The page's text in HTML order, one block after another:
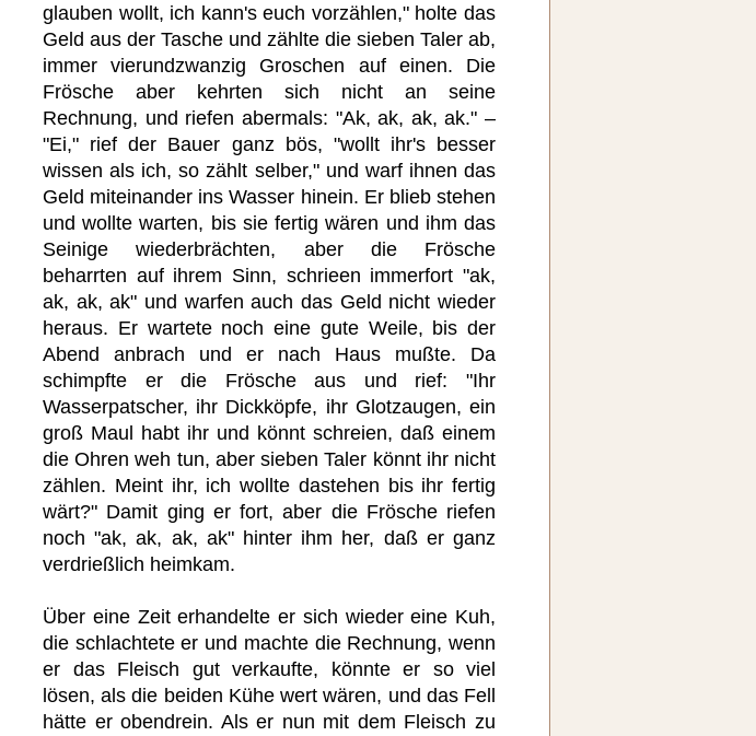
glauben wollt, ich kann's euch vorzählen," holte das
Geld aus der Tasche und zählte die sieben Taler ab,
immer vierundzwanzig Groschen auf einen. Die
Frösche aber kehrten sich nicht an seine
Rechnung, und riefen abermals: "Ak, ak, ak, ak." –
"Ei," rief der Bauer ganz bös, "wollt ihr's besser
wissen als ich, so zählt selber," und warf ihnen das
Geld miteinander ins Wasser hinein. Er blieb stehen
und wollte warten, bis sie fertig wären und ihm das
Seinige wiederbrächten, aber die Frösche
beharrten auf ihrem Sinn, schrieen immerfort "ak,
ak, ak, ak" und warfen auch das Geld nicht wieder
heraus. Er wartete noch eine gute Weile, bis der
Abend anbrach und er nach Haus mußte. Da
schimpfte er die Frösche aus und rief: "Ihr
Wasserpatscher, ihr Dickköpfe, ihr Glotzaugen, ein
groß Maul habt ihr und könnt schreien, daß einem
die Ohren weh tun, aber sieben Taler könnt ihr nicht
zählen. Meint ihr, ich wollte dastehen bis ihr fertig
wärt?" Damit ging er fort, aber die Frösche riefen
noch "ak, ak, ak, ak" hinter ihm her, daß er ganz
verdrießlich heimkam.
Über eine Zeit erhandelte er sich wieder eine Kuh,
die schlachtete er und machte die Rechnung, wenn
er das Fleisch gut verkaufte, könnte er so viel
lösen, als die beiden Kühe wert wären, und das Fell
hätte er obendrein. Als er nun mit dem Fleisch zu